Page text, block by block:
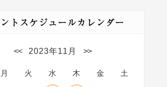
<< 2023年11月 >>
月 火 水 木 金 土